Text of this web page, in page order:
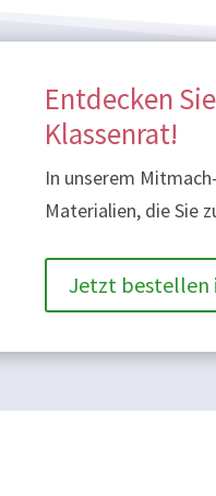
Entdecken
Klassenrat!
In unserem
Materialien, die Sie
Jetzt bestellen